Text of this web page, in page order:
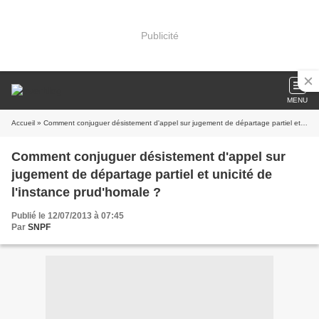
Publicité
MENU
Accueil » Comment conjuguer désistement d'appel sur jugement de départage partiel et unicité de l'instance prud'homale ?
Comment conjuguer désistement d'appel sur
jugement de départage partiel et unicité de
l'instance prud'homale ?
Publié le 12/07/2013 à 07:45
Par SNPF